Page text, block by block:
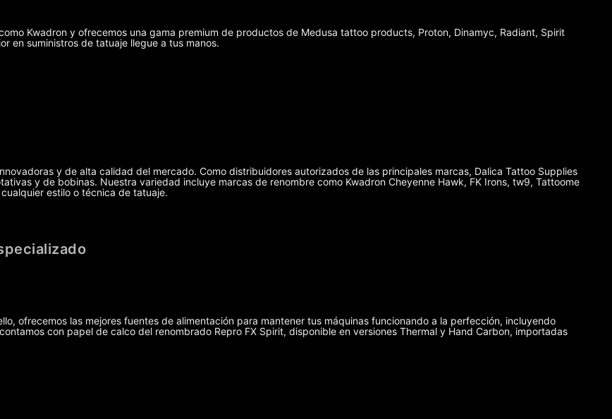
Kwadron y ofrecemos una gama premium de productos de Medusa tattoo products, Proton, Dinamyc, Radiant, Spirit
en suministros de tatuaje llegue a tus manos.
y de alta calidad del mercado. Como distribuidores autorizados de las principales marcas, Dalica Tattoo Supplies
y de bobinas. Nuestra variedad incluye marcas de renombre como Kwadron Cheyenne Hawk, FK Irons, tw9, Tattoome
estilo o técnica de tatuaje.
ofrecemos las mejores fuentes de alimentación para mantener tus máquinas funcionando a la perfección, incluyendo
con papel de calco del renombrado Repro FX Spirit, disponible en versiones Thermal y Hand Carbon, importadas